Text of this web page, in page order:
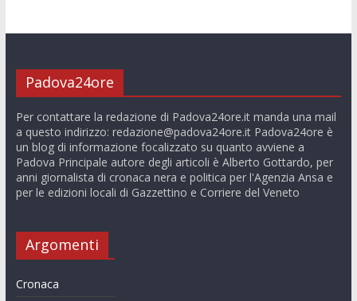
Padova24ore
Per contattare la redazione di Padova24ore.it manda una mail
a questo indirizzo: redazione@padova24ore.itPadova24ore è
un blog di informazione focalizzato su quanto avviene a
Padova Principale autore degli articoli è Alberto Gottardo, per
anni giornalista di cronaca nera e politica per l'Agenzia Ansa e
per le edizioni locali di Gazzettino e Corriere del Veneto
Argomenti
Cronaca